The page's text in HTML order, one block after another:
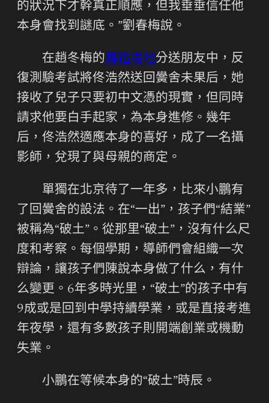
的狀況下才幹真正順應，但我垂垂信任他
本身會找到謎底。”劉春梅說。
在趙冬梅的舞蹈場地分送朋友中，反
復測驗考試將佟浩然送回黌舍未果后，她
接收了兒子只要初中文憑的現實，但同時
請求他要白手起家，為本身進修。幾年
后，佟浩然適應本身的喜好，成了一名攝
影師，兌現了與母親的商定。
單獨在北京待了一年多，比來小鵬有
了回黌舍的設法。在“一出”，孩子們“結業”
被稱為“破土”。從那里“破土”，沒有什么尺
度和考察。每個學期，導師們會組織一次
辯論，讓孩子們陳說本身做了什么，有什
么變更。6年多時光里，“破土”的孩子中有
9成或是回到中學持續學業，或是直接考進
年夜學，還有多數孩子則開端創業或機動
失業。
小鵬在等候本身的“破土”時辰。